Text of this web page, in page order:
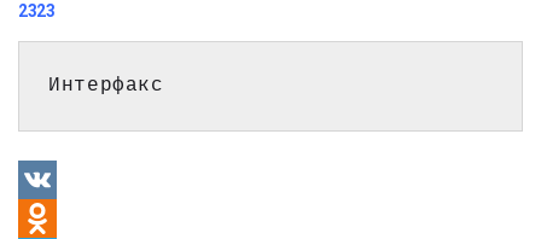
2323
Интерфакс
VK